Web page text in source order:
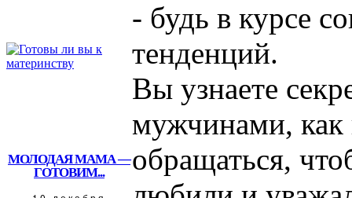
МОЛОДАЯ МАМА —
ГОТОВИМ...
- будь в курсе
тенденций.
Вы узнаете
мужчинами,
обращаться,